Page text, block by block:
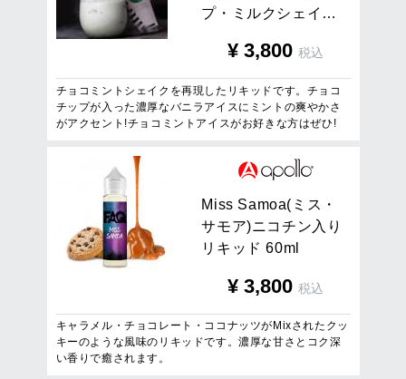
プ・ ミ ルク シ ェ イ …
¥ 3,800 税込
チョコミントシェイクを再現したリキッドです。チョコ
チップが入った濃厚なバニラアイスにミントの爽やかさ
がアクセント!チョコミントアイスがお好きな方はぜひ!
M iss Samoa( ミ ス ・
サモア)ニコチ ン 入 り
リ キ ッ ド 60m
¥ 3,800 税込
キャラメル・チョコレート・ココナッツがMixされたクッ
キーのような風味のリキッドです。濃厚な甘さとコク深
い香りで癒されます。